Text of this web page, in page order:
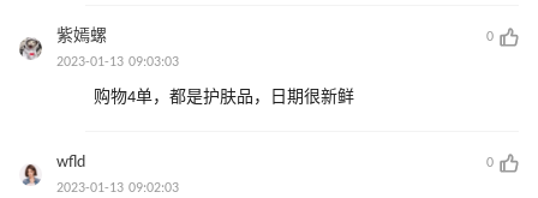
紫嫣螺
0
2023-01-13 09:03:03
购物4单，都是护肤品，日期很新鲜
wfld
0
2023-01-13 09:02:03